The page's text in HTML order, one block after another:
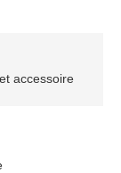
accessoire